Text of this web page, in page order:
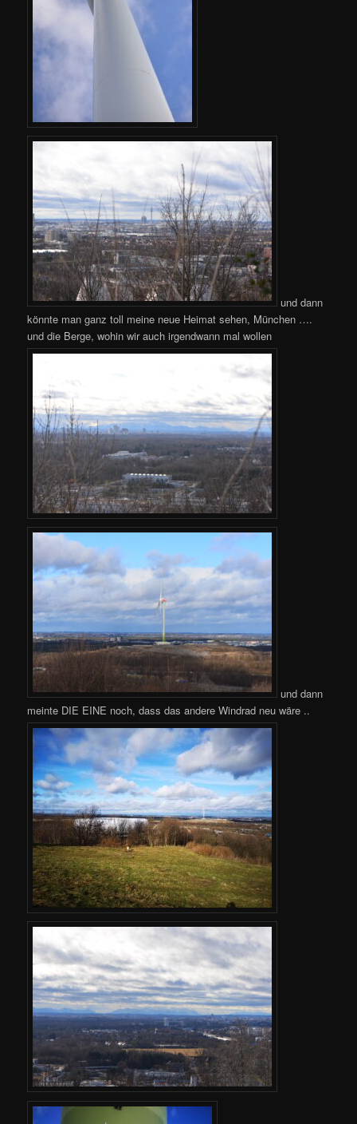
und dann
könnte man ganz toll meine neue Heimat sehen, München ….
und die Berge, wohin wir auch irgendwann mal wollen
und dann
meinte DIE EINE noch, dass das andere Windrad neu wäre ..